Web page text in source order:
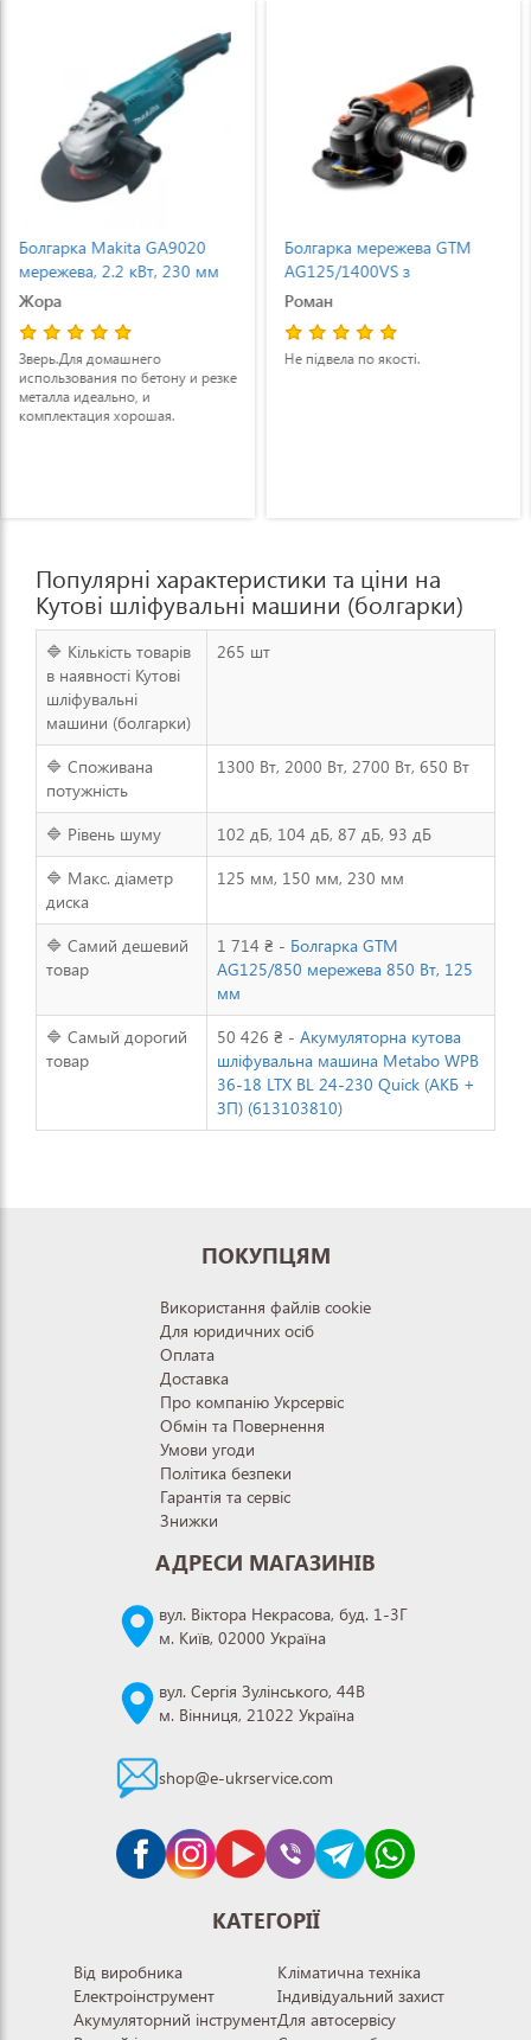
Болгарка мережева GTM
AG125/1400VS з
регулюванням обертів і
плавним пуском
(AG125/1400VS)
Роман
Не підвела по якості.
Болгарка мережева GTM
AG125/900VS з
регулюванням обертів і
плавним пуском
(AG125/900VS)
Микола
Невелика, неважка. Потужна,
Популярні характеристики та ціни на
Кутові шліфувальні машини (болгарки)
🔷 Кількість товарів
в наявності Кутові
шліфувальні
машини (болгарки)
265 шт
🔷 Споживана
потужність
1300 Вт, 2000 Вт, 2700 Вт, 650 Вт
🔷 Рівень шуму
102 дБ, 104 дБ, 87 дБ, 93 дБ
🔷 Макс. діаметр
диска
125 мм, 150 мм, 230 мм
🔷 Самий дешевий
товар
1 714 ₴ - Болгарка GTM
AG125/850 мережева 850 Вт, 125
мм
🔷 Самый дорогий
товар
50 426 ₴ - Акумуляторна кутова
шліфувальна машина Metabo WPB
36-18 LTX BL 24-230 Quick (АКБ +
ЗП) (613103810)
ПОКУПЦЯМ
Використання файлів cookie
Для юридичних осіб
Оплата
Доставка
Про компанію Укрсервіс
Обмін та Повернення
Умови угоди
Політика безпеки
Гарантія та сервіс
Знижки
АДРЕСИ МАГАЗИНІВ
вул. Віктора Некрасова, буд. 1-3Г
м. Київ, 02000 Україна
вул. Сергія Зулінського, 44В
м. Вінниця, 21022 Україна
shop@e-ukrservice.com
КАТЕГОРІЇ
Від виробника
Електроінструмент
Акумуляторний інструмент
Кліматична техніка
Індивідуальний захист
Для автосервісу